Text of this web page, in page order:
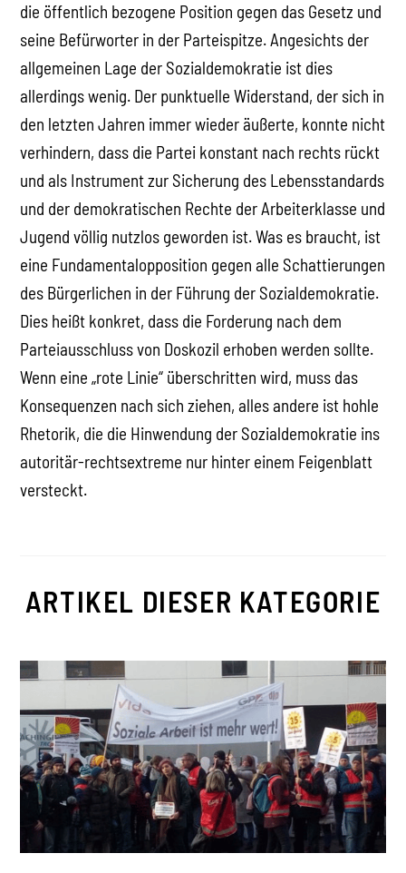
die öffentlich bezogene Position gegen das Gesetz und
seine Befürworter in der Parteispitze. Angesichts der
allgemeinen Lage der Sozialdemokratie ist dies
allerdings wenig. Der punktuelle Widerstand, der sich in
den letzten Jahren immer wieder äußerte, konnte nicht
verhindern, dass die Partei konstant nach rechts rückt
und als Instrument zur Sicherung des Lebensstandards
und der demokratischen Rechte der Arbeiterklasse und
Jugend völlig nutzlos geworden ist. Was es braucht, ist
eine Fundamentalopposition gegen alle Schattierungen
des Bürgerlichen in der Führung der Sozialdemokratie.
Dies heißt konkret, dass die Forderung nach dem
Parteiausschluss von Doskozil erhoben werden sollte.
Wenn eine „rote Linie“ überschritten wird, muss das
Konsequenzen nach sich ziehen, alles andere ist hohle
Rhetorik, die die Hinwendung der Sozialdemokratie ins
autoritär-rechtsextreme nur hinter einem Feigenblatt
versteckt.
ARTIKEL DIESER KATEGORIE